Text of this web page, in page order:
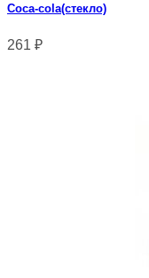
Сoca-cola(стекло)
261 ₽